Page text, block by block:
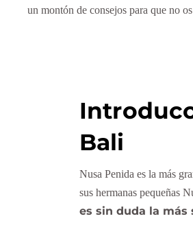
un montón de consejos para que no
Bali
Nusa Penida es la más
sus hermanas pequeñas
es sin duda la más